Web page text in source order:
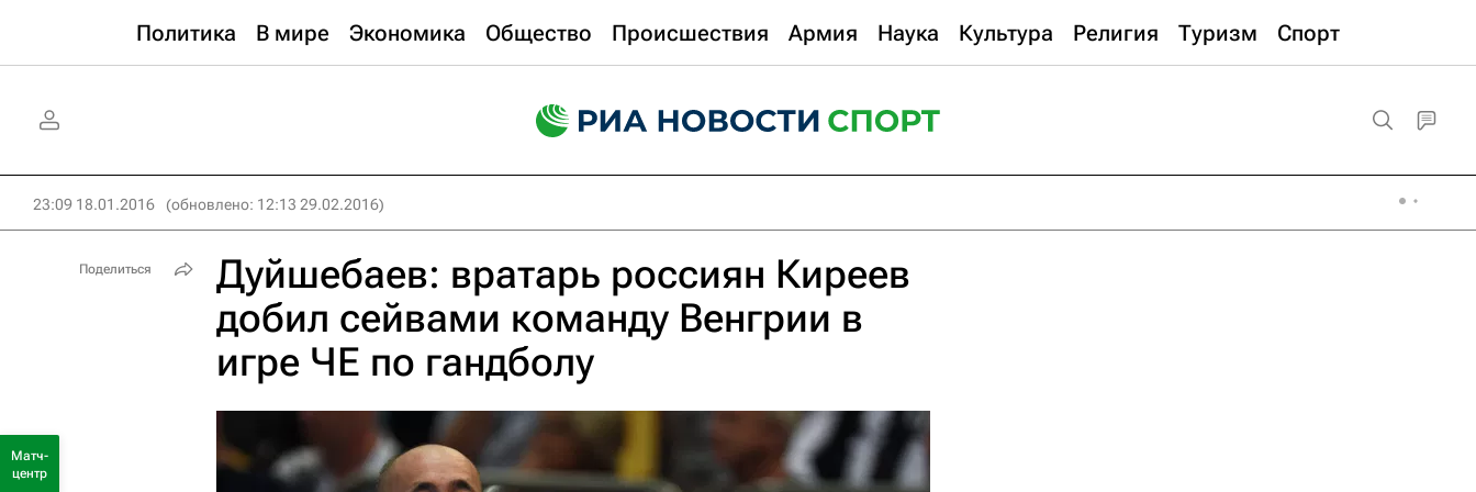
Политика В мире Экономика Общество Происшествия Армия Наука Культура Религия Туризм Спорт
23:09 18.01.2016 (обновлено: 12:13 29.02.2016)
Дуйшебаев: вратарь россиян Киреев
добил сейвами команду Венгрии в
игре ЧЕ по гандболу
Поделиться
Матч-
центр